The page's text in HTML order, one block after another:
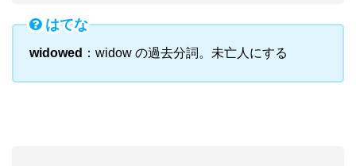
はてな
widowed ：widow の過去分詞。未亡人にする